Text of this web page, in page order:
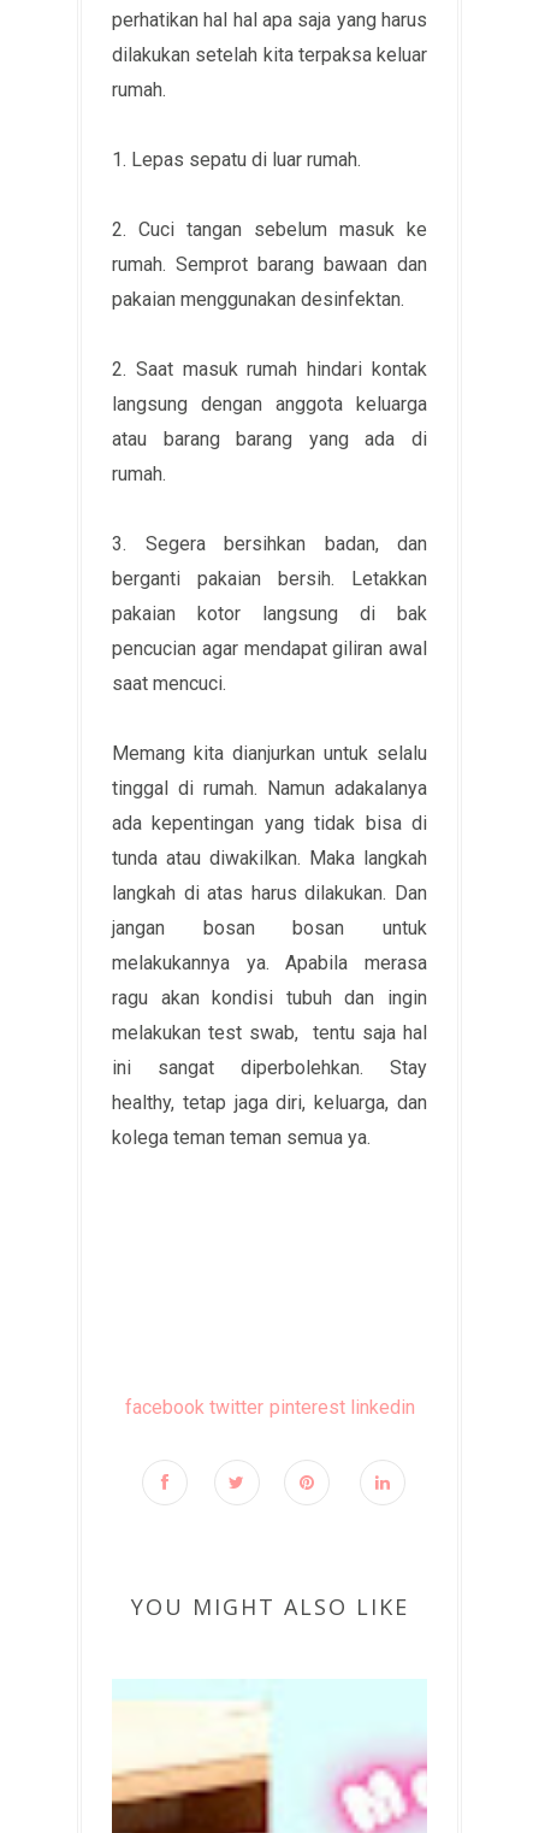
perhatikan hal hal apa saja yang harus
dilakukan setelah kita terpaksa keluar
rumah.
1. Lepas sepatu di luar rumah.
2. Cuci tangan sebelum masuk ke
rumah. Semprot barang bawaan dan
pakaian menggunakan desinfektan.
2. Saat masuk rumah hindari kontak
langsung dengan anggota keluarga
atau barang barang yang ada di
rumah.
3. Segera bersihkan badan, dan
berganti pakaian bersih. Letakkan
pakaian kotor langsung di bak
pencucian agar mendapat giliran awal
saat mencuci.
Memang kita dianjurkan untuk selalu
tinggal di rumah. Namun adakalanya
ada kepentingan yang tidak bisa di
tunda atau diwakilkan. Maka langkah
langkah di atas harus dilakukan. Dan
jangan bosan bosan untuk
melakukannya ya. Apabila merasa
ragu akan kondisi tubuh dan ingin
melakukan test swab, tentu saja hal
ini sangat diperbolehkan. Stay
healthy, tetap jaga diri, keluarga, dan
kolega teman teman semua ya.
facebook twitter pinterest linkedin
YOU MIGHT ALSO LIKE